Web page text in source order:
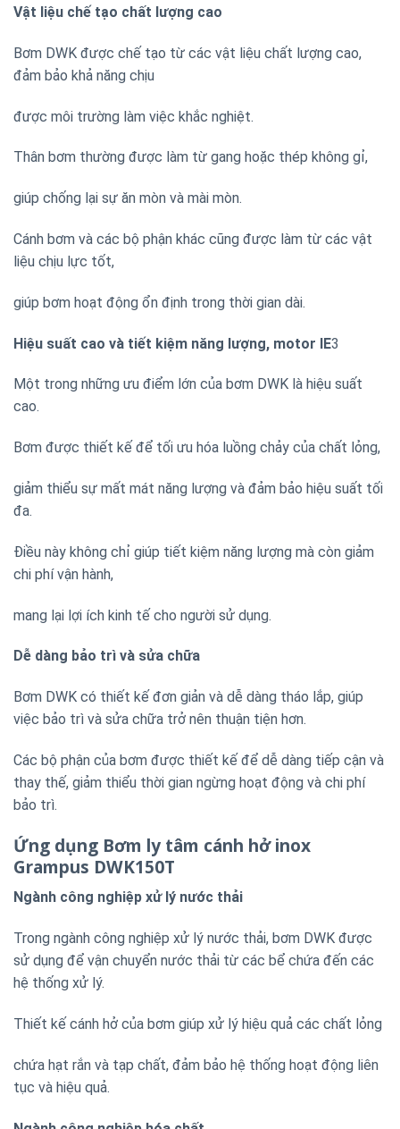
Vật liệu chế tạo chất lượng cao
Bơm DWK được chế tạo từ các vật liệu chất lượng cao,
đảm bảo khả năng chịu
được môi trường làm việc khắc nghiệt.
Thân bơm thường được làm từ gang hoặc thép không gỉ,
giúp chống lại sự ăn mòn và mài mòn.
Cánh bơm và các bộ phận khác cũng được làm từ các vật
liệu chịu lực tốt,
giúp bơm hoạt động ổn định trong thời gian dài.
Hiệu suất cao và tiết kiệm năng lượng, motor IE3
Một trong những ưu điểm lớn của bơm DWK là hiệu suất
cao.
Bơm được thiết kế để tối ưu hóa luồng chảy của chất lỏng,
giảm thiểu sự mất mát năng lượng và đảm bảo hiệu suất tối
đa.
Điều này không chỉ giúp tiết kiệm năng lượng mà còn giảm
chi phí vận hành,
mang lại lợi ích kinh tế cho người sử dụng.
Dễ dàng bảo trì và sửa chữa
Bơm DWK có thiết kế đơn giản và dễ dàng tháo lắp, giúp
việc bảo trì và sửa chữa trở nên thuận tiện hơn.
Các bộ phận của bơm được thiết kế để dễ dàng tiếp cận và
thay thế, giảm thiểu thời gian ngừng hoạt động và chi phí
bảo trì.
Ứng dụng Bơm ly tâm cánh hở inox
Grampus DWK150T
Ngành công nghiệp xử lý nước thải
Trong ngành công nghiệp xử lý nước thải, bơm DWK được
sử dụng để vận chuyển nước thải từ các bể chứa đến các
hệ thống xử lý.
Thiết kế cánh hở của bơm giúp xử lý hiệu quả các chất lỏng
chứa hạt rắn và tạp chất, đảm bảo hệ thống hoạt động liên
tục và hiệu quả.